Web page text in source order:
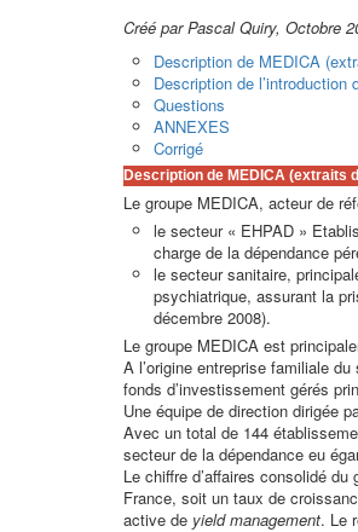
Créé par Pascal Quiry, Octobre
Description de MEDICA
Description de
Questions
ANNEXES
Corrigé
Description de MEDICA (extraits
Le groupe MEDICA, acteur de
le secteur « EHPAD »
charge de la dépendance
le secteur sanitaire,
psychiatrique, assurant la
décembre 2008).
Le groupe MEDICA est
A l’origine entreprise familiale
fonds d’investissement gérés
Une équipe de direction dirigée
Avec un total de 144
secteur de la dépendance eu
Le chiffre d’affaires consolidé
France, soit un taux de
active de yield management. Le